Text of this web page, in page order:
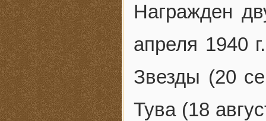
Награжден
апреля 1940
Звезды (20
Тува (18